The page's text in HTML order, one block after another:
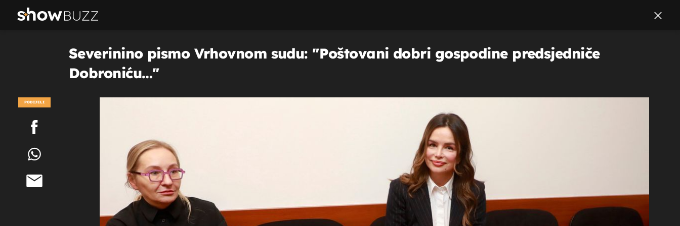
Severinino pismo Vrhovnom sudu: "Poštovani dobri gospodine predsjedniče
Dobroniću…"
PODIJELI